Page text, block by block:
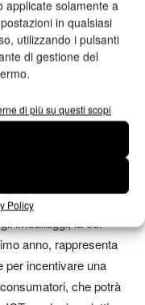
applicate solamente a
in qualsiasi
utilizzando i pulsanti
di gestione del
di più su questi scopi
Policy
e consumo, dall’e-
a lavorare
imballaggi sostenibili,
aiutare il
materiali o di
che
le scelte delle
imballaggi, la cui
anno, rappresenta
per incentivare una
che potrà